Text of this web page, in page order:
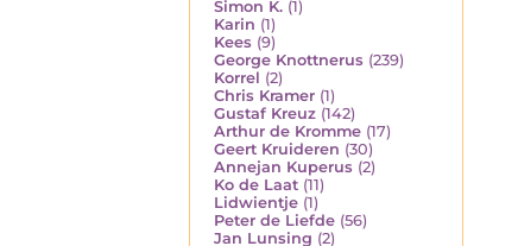
Simon K. (1)
Karin (1)
Kees (9)
George Knottnerus (239)
Korrel (2)
Chris Kramer (1)
Gustaf Kreuz (142)
Arthur de Kromme (17)
Geert Kruideren (30)
Annejan Kuperus (2)
Ko de Laat (11)
Lidwientje (1)
Peter de Liefde (56)
Jan Lunsing (2)